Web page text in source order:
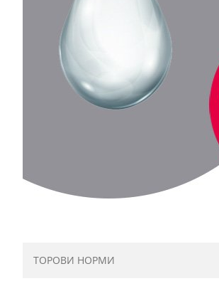
ТОРОВИ НОРМИ